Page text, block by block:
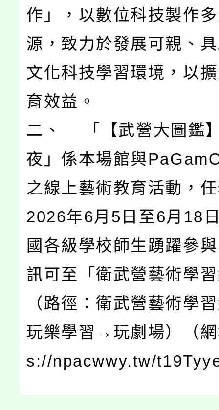
作」，以數位科技製作
源，致力於發展可親、
文化科技學習環境，以
育效益。
二、 「【武營大圖鑑
夜」係本場館與
之線上藝術教育活動，
2026年6月5日至6月18
國各級學校師生踴躍參
訊可至「衛武營藝術學
（路徑：衛武營藝術學
玩樂學習→玩劇場）（
s://npacwwy.tw/